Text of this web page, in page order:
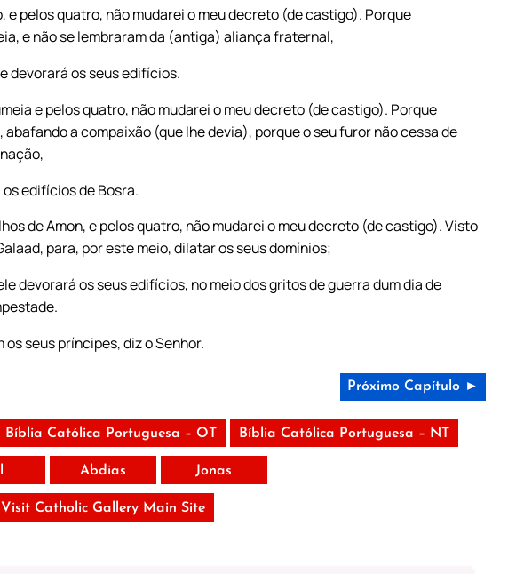
e pelos quatro, não mudarei o meu decreto (de castigo). Porque
e não se lembraram da (antiga) aliança fraternal,
devorará os seus edifícios.
e pelos quatro, não mudarei o meu decreto (de castigo). Porque
a compaixão (que lhe devia), porque o seu furor não cessa de
edifícios de Bosra.
de Amon, e pelos quatro, não mudarei o meu decreto (de castigo). Visto
para, por este meio, dilatar os seus domínios;
devorará os seus edifícios, no meio dos gritos de guerra dum dia de
seus príncipes, diz o Senhor.
Próximo Capítulo ►
Bíblia Católica Portuguesa – OT Bíblia Católica Portuguesa – NT
Abdias Jonas
Visit Catholic Gallery Main Site